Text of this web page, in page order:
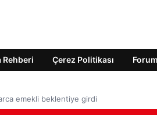
Rehberi Çerez Politikası Forum
emekli beklentiye girdi